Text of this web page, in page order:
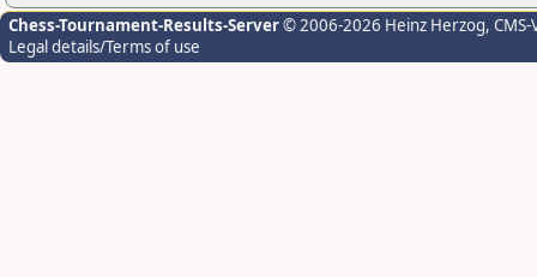
Chess-Tournament-Results-Server© 2006-2026 Heinz Herzog,
Legal details/Terms of use